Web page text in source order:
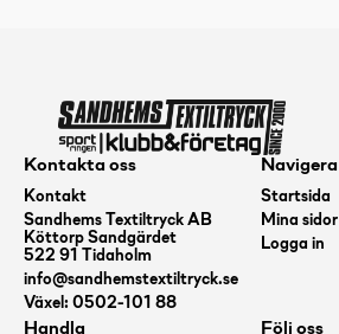
Dam
mängd
Kontakta oss
Kontakt
Sandhems Textiltryck AB
Köttorp Sandgärdet
522 91 Tidaholm
info@sandhemstextiltryck.se
Växel: 0502-101 88
Navigera
Startsida
Mina sidor
Logga in
Handla Följ oss